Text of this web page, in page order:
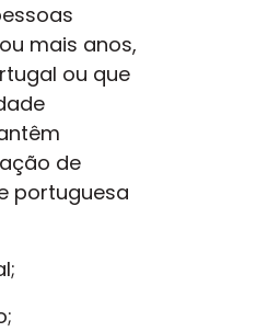
mais anos,
ou que
de
portuguesa